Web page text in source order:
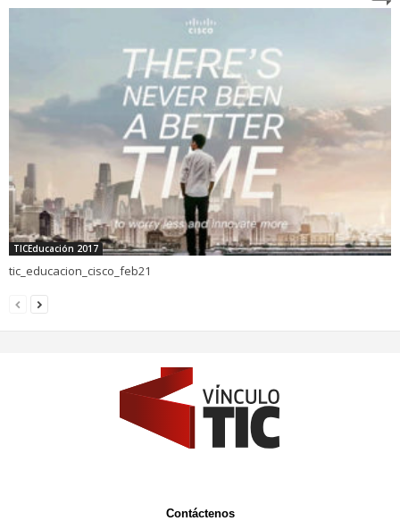
TICEducación 2017
tic_educacion_cisco_feb21
Contáctenos